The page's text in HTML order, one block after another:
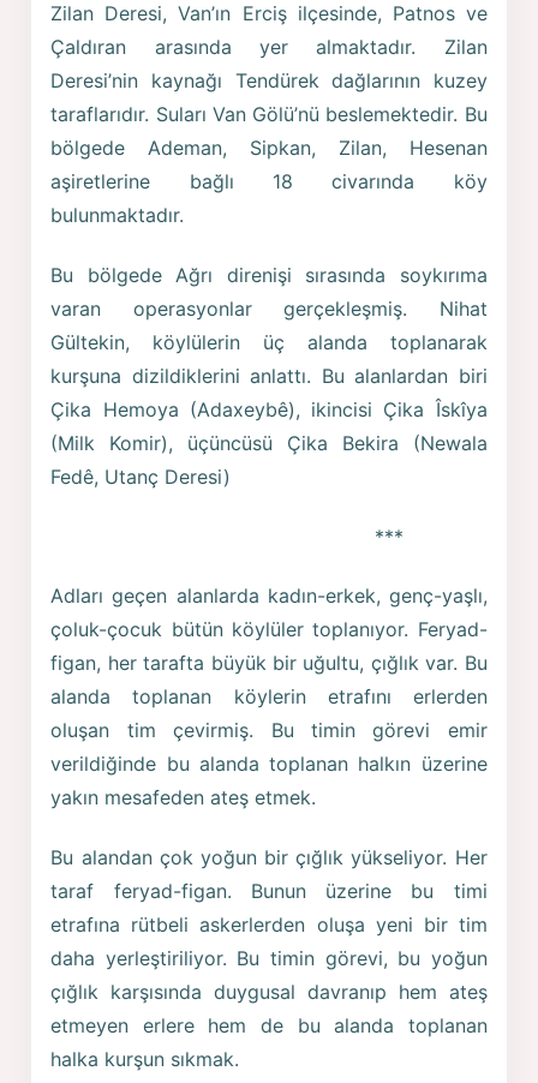
Zilan Deresi, Van’ın Erciş ilçesinde, Patnos ve
Çaldıran arasında yer almaktadır. Zilan
Deresi’nin kaynağı Tendürek dağlarının kuzey
taraflarıdır. Suları Van Gölü’nü beslemektedir. Bu
bölgede Ademan, Sipkan, Zilan, Hesenan
aşiretlerine bağlı 18 civarında köy
bulunmaktadır.
Bu bölgede Ağrı direnişi sırasında soykırıma
varan operasyonlar gerçekleşmiş. Nihat
Gültekin, köylülerin üç alanda toplanarak
kurşuna dizildiklerini anlattı. Bu alanlardan biri
Çika Hemoya (Adaxeybê), ikincisi Çika Îskîya
(Milk Komir), üçüncüsü Çika Bekira (Newala
Fedê, Utanç Deresi)
***
Adları geçen alanlarda kadın-erkek, genç-yaşlı,
çoluk-çocuk bütün köylüler toplanıyor. Feryad-
figan, her tarafta büyük bir uğultu, çığlık var. Bu
alanda toplanan köylerin etrafını erlerden
oluşan tim çevirmiş. Bu timin görevi emir
verildiğinde bu alanda toplanan halkın üzerine
yakın mesafeden ateş etmek.
Bu alandan çok yoğun bir çığlık yükseliyor. Her
taraf feryad-figan. Bunun üzerine bu timi
etrafına rütbeli askerlerden oluşa yeni bir tim
daha yerleştiriliyor. Bu timin görevi, bu yoğun
çığlık karşısında duygusal davranıp hem ateş
etmeyen erlere hem de bu alanda toplanan
halka kurşun sıkmak.